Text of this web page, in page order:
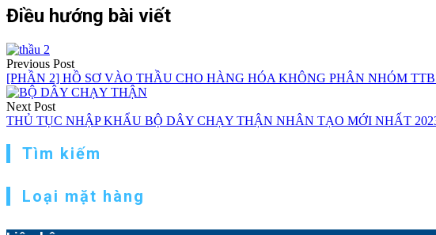
Điều hướng bài viết
Previous Post
[PHẦN 2] HỒ SƠ VÀO THẦU CHO HÀNG HÓA KHÔNG PHÂN NHÓM
Next Post
THỦ TỤC NHẬP KHẨU BỘ DÂY CHẠY THẬN NHÂN TẠO MỚI NHẤT
Tìm kiếm
Loại mặt hàng